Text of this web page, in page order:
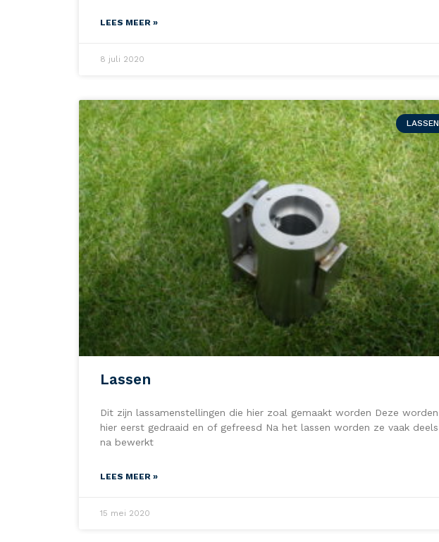
LEES MEER »
8 juli 2020
LASSEN
Lassen
Dit zijn lassamenstellingen die hier zoal gemaakt worden Deze worden
hier eerst gedraaid en of gefreesd Na het lassen worden ze vaak deels
na bewerkt
LEES MEER »
15 mei 2020